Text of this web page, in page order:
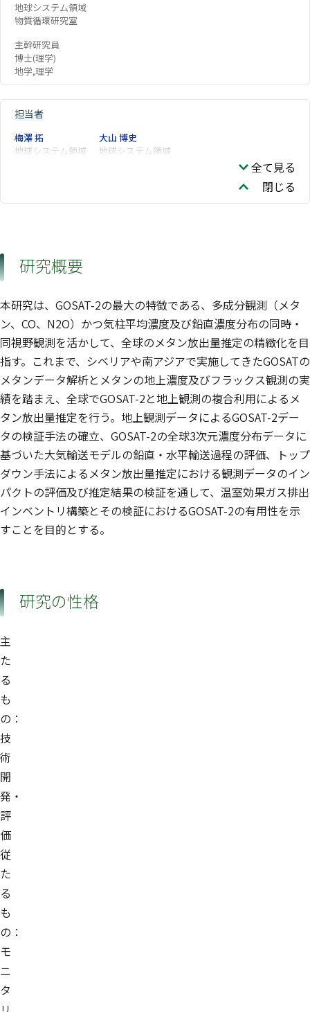
地球システム領域
物質循環研究室
主幹研究員
博士(理学)
地学,理学
担当者
梅澤 拓
地球システム領域
大山 博史
地球システム領域
全て見る
閉じる
研究概要
本研究は、GOSAT-2の最大の特徴である、多成分観測（メタ
ン、CO、N2O）かつ気柱平均濃度及び鉛直濃度分布の同時・
同視野観測を活かして、全球のメタン放出量推定の精緻化を目
指す。これまで、シベリアや南アジアで実施してきたGOSATの
メタンデータ解析とメタンの地上濃度及びフラックス観測の実
績を踏まえ、全球でGOSAT-2と地上観測の複合利用によるメ
タン放出量推定を行う。地上観測データによるGOSAT-2デー
タの検証手法の確立、GOSAT-2の全球3次元濃度分布データに
基づいた大気輸送モデルの鉛直・水平輸送過程の評価、トップ
ダウン手法によるメタン放出量推定における観測データのイン
パクトの評価及び推定結果の検証を通して、温室効果ガス排出
インベントリ構築とその検証におけるGOSAT-2の有用性を示
すことを目的とする。
研究の性格
主
た
る
も
の：
技
術
開
発・
評
価
従
た
る
も
の：
モ
ニ
タ